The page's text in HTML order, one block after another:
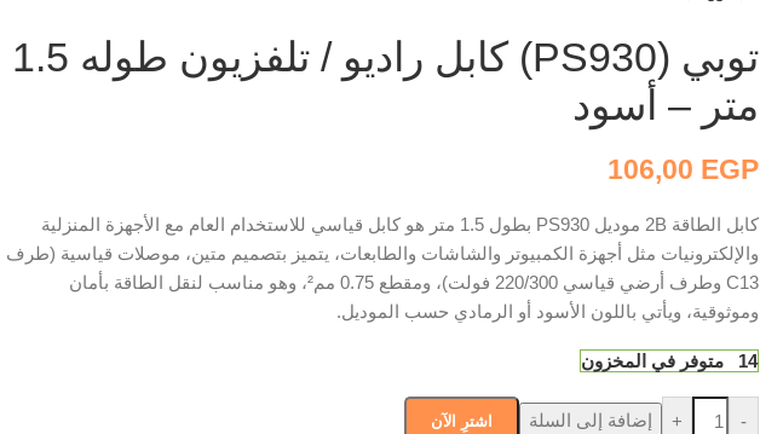
توبي (PS930) كابل راديو / تلفزيون طوله 1.5
متر – أسود
106,00 EGP
كابل الطاقة 2B موديل PS930 بطول 1.5 متر هو كابل قياسي للاستخدام العام مع الأجهزة المنزلية
والإلكترونيات مثل أجهزة الكمبيوتر والشاشات والطابعات، يتميز بتصميم متين، موصلات قياسية (طرف
C13 وطرف أرضي قياسي 220/300 فولت)، ومقطع 0.75 مم²، وهو مناسب لنقل الطاقة بأمان
وموثوقية، ويأتي باللون الأسود أو الرمادي حسب الموديل.
14 متوفر في المخزون
-
+ إضافة إلى السلة اشترِ الآن